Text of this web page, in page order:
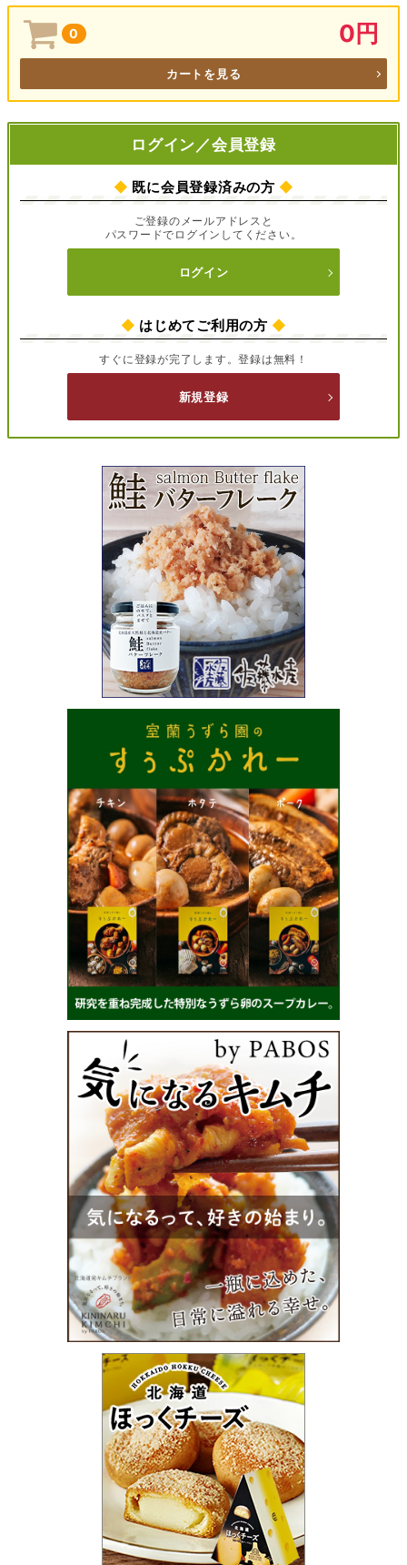
0 0円
カートを見る
ログイン／会員登録
◆ 既に会員登録済みの方 ◆
ご登録のメールアドレスと
パスワードでログインしてください。
ログイン
◆ はじめてご利用の方 ◆
すぐに登録が完了します。登録は無料！
新規登録